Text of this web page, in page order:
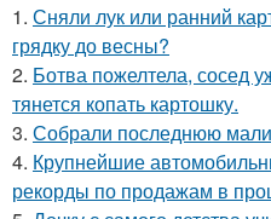
1. Сняли лук или ранний
грядку до весны?
2. Ботва пожелтела, сосед
тянется копать картошку.
3. Собрали последнюю
4. Крупнейшие
рекорды по продажам в